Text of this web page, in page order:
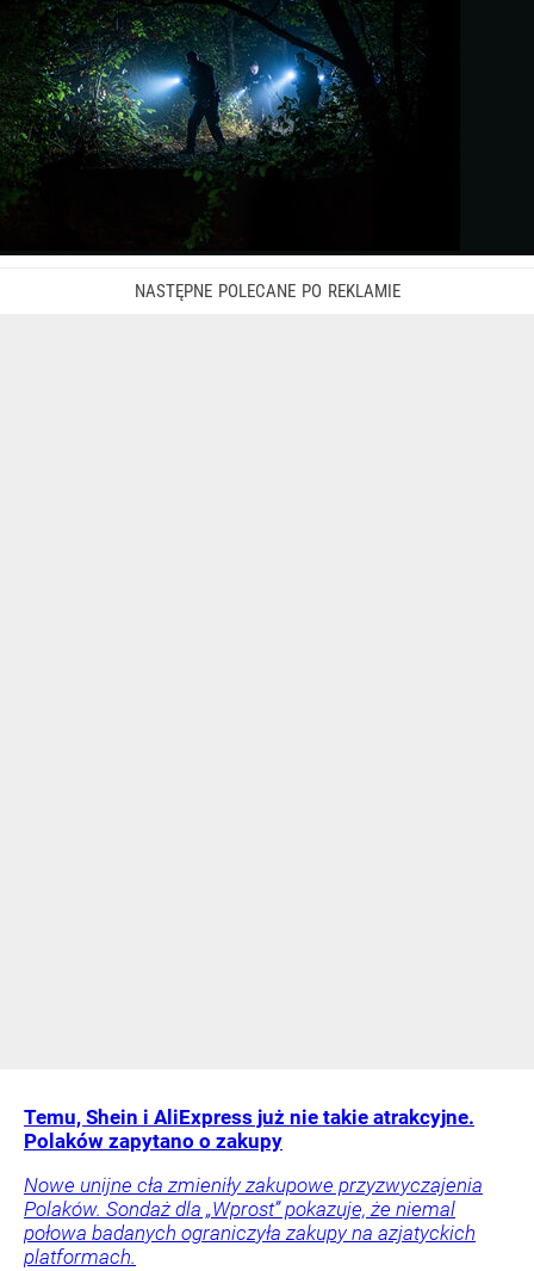
Temu, Shein i AliExpress już nie takie atrakcyjne.
Polaków zapytano o zakupy
Nowe unijne cła zmieniły zakupowe przyzwyczajenia
Polaków. Sondaż dla „Wprost” pokazuje, że niemal
połowa badanych ograniczyła zakupy na azjatyckich
platformach.